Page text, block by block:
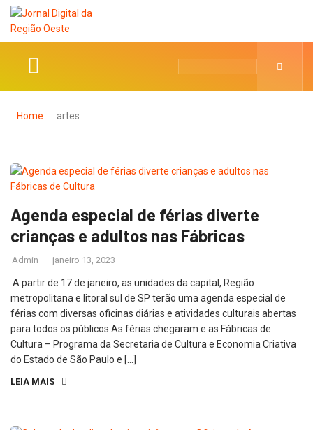
Home artes
Agenda especial de férias diverte
crianças e adultos nas Fábricas
Admin janeiro 13, 2023
A partir de 17 de janeiro, as unidades da capital, Região
metropolitana e litoral sul de SP terão uma agenda especial de
férias com diversas oficinas diárias e atividades culturais abertas
para todos os públicos As férias chegaram e as Fábricas de
Cultura – Programa da Secretaria de Cultura e Economia Criativa
do Estado de São Paulo e […]
LEIA MAIS